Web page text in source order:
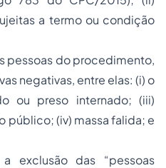
a termo ou condição
pessoas do procedimento,
negativas, entre elas: (i) o
ou preso internado; (iii)
público; (iv) massa falida; e
exclusão das “pessoas